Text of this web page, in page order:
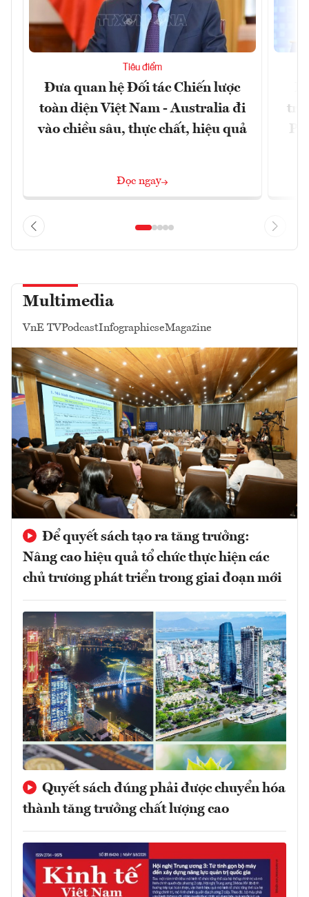
Tiêu điểm
Đưa quan hệ Đối tác Chiến lược
toàn diện Việt Nam - Australia đi
vào chiều sâu, thực chất, hiệu quả
Đọc ngay
Multimedia
VnE TVPodcastInfographicseMagazine
Để quyết sách tạo ra tăng trưởng:
Nâng cao hiệu quả tổ chức thực hiện các
chủ trương phát triển trong giai đoạn mới
Quyết sách đúng phải được chuyển hóa
thành tăng trưởng chất lượng cao